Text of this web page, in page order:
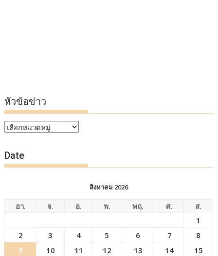
หัวข้อข่าว
หัวข้อ
Date
สิงหาคม 2026
อา. จ. อ. พ. พฤ. ศ.
ส.
1
2
3 4 5 6 7
8
9
10 11 12 13 14
15